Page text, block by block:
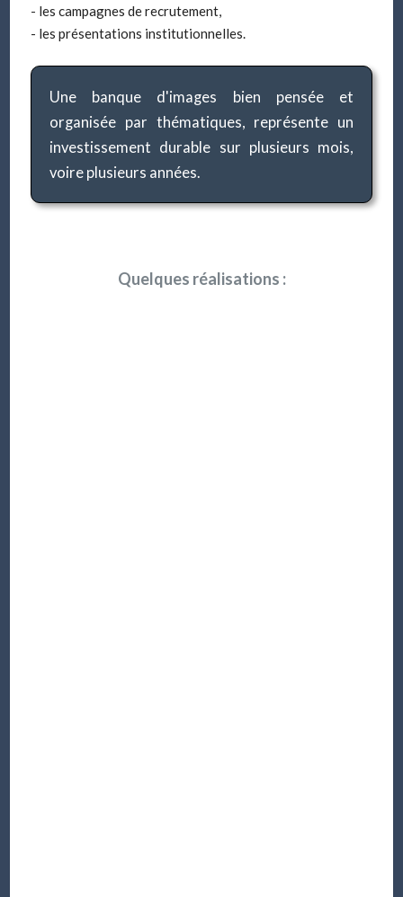
- les campagnes de recrutement,
- les présentations institutionnelles.
Une banque d'images bien pensée et
organisée par thématiques, représente un
investissement durable sur plusieurs mois,
voire plusieurs années.
Quelques réalisations :